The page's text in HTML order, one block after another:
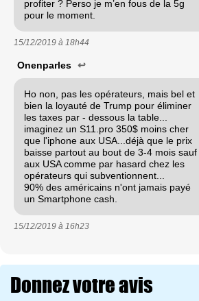
profiter ? Perso je m’en fous de la 5g
pour le moment.
15/12/2019 à 18h44
Onenparles ↩
Ho non, pas les opérateurs, mais bel et
bien la loyauté de Trump pour éliminer
les taxes par - dessous la table...
imaginez un S11.pro 350$ moins cher
que l'iphone aux USA...déjà que le prix
baisse partout au bout de 3-4 mois sauf
aux USA comme par hasard chez les
opérateurs qui subventionnent...
90% des américains n'ont jamais payé
un Smartphone cash.
15/12/2019 à 16h23
Donnez votre avis